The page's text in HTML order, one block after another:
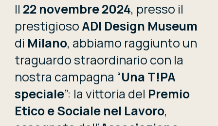
Il 22 novembre 2024, presso il
prestigioso ADI Design Museum
di Milano, abbiamo raggiunto un
traguardo straordinario con la
nostra campagna “Una T!PA
speciale”: la vittoria del Premio
Etico e Sociale nel Lavoro,